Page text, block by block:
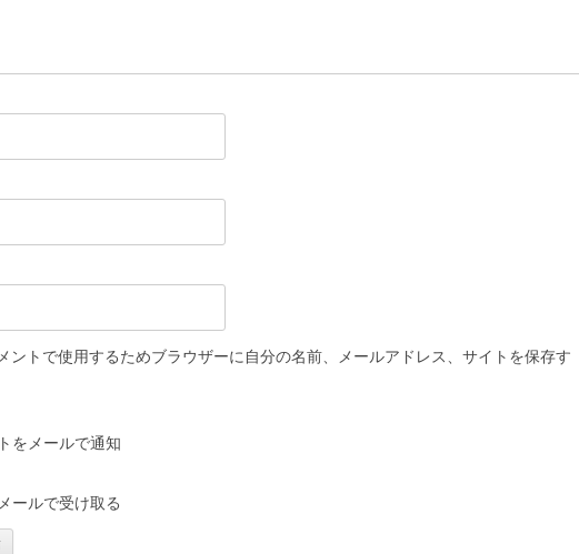
ントで使用するためブラウザーに自分の名前、メールアドレス、サイトを保存す
をメールで通知
ールで受け取る